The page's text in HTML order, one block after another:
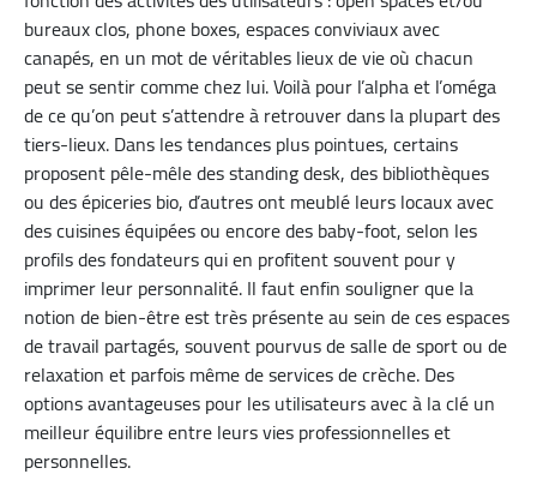
bureaux clos, phone boxes, espaces conviviaux avec
canapés, en un mot de véritables lieux de vie où chacun
peut se sentir comme chez lui. Voilà pour l’alpha et l’oméga
de ce qu’on peut s’attendre à retrouver dans la plupart des
tiers-lieux. Dans les tendances plus pointues, certains
proposent pêle-mêle des standing desk, des bibliothèques
ou des épiceries bio, d’autres ont meublé leurs locaux avec
des cuisines équipées ou encore des baby-foot, selon les
profils des fondateurs qui en profitent souvent pour y
imprimer leur personnalité. Il faut enfin souligner que la
notion de bien-être est très présente au sein de ces espaces
de travail partagés, souvent pourvus de salle de sport ou de
relaxation et parfois même de services de crèche. Des
options avantageuses pour les utilisateurs avec à la clé un
meilleur équilibre entre leurs vies professionnelles et
personnelles.